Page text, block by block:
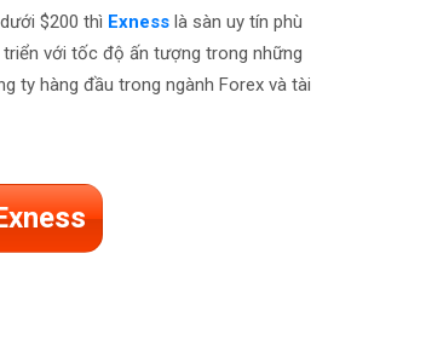
$200 thì Exness là sàn uy tín phù
với tốc độ ấn tượng trong những
ty hàng đầu trong ngành Forex và tài